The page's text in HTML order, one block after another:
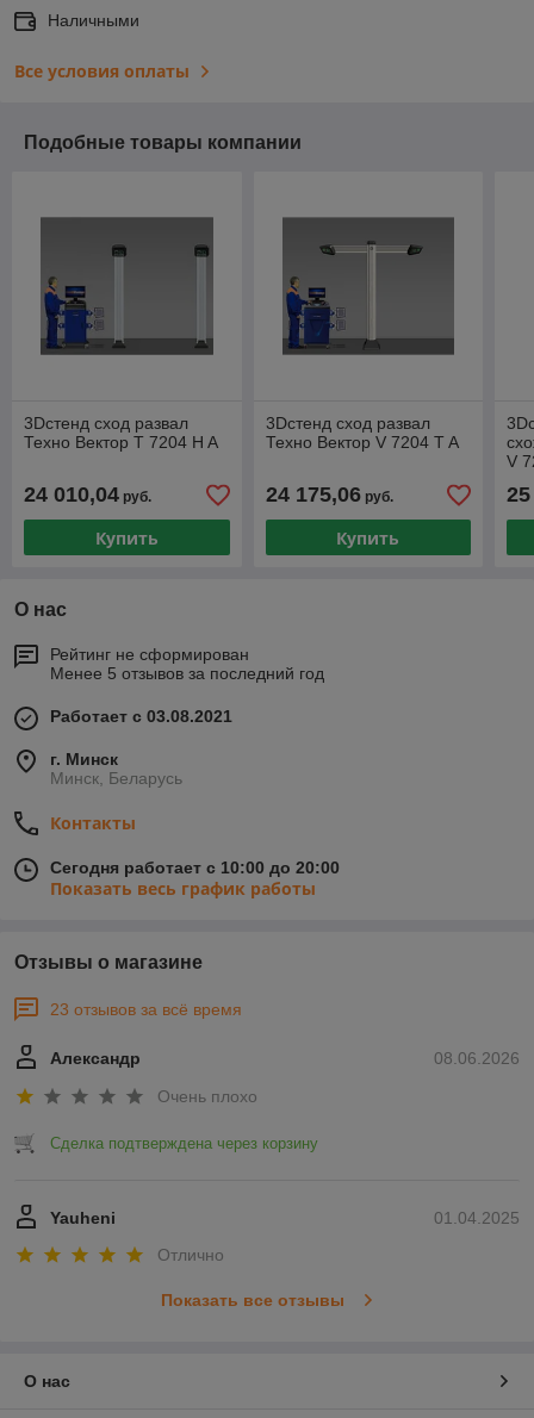
Наличными
Все условия оплаты
Подобные товары компании
3Dстенд сход развал
Техно Вектор T 7204 H A
24 010,04 руб.
Купить
3Dстенд сход развал
Техно Вектор V 7204 T A
24 175,06руб.
Купить
V
О нас
Рейтинг не сформирован
Менее 5 отзывов за последний год
Работает с 03.08.2021
г. Минск
Минск, Беларусь
Контакты
Сегодня работает с 10:00 до 20:00
Показать весь график работы
Отзывы о магазине
23 отзывов за всё время
08.06.2026
Александр
Очень плохо
Сделка подтверждена через корзину
01.04.2025
Yauheni
Отлично
Показать все отзывы
О нас